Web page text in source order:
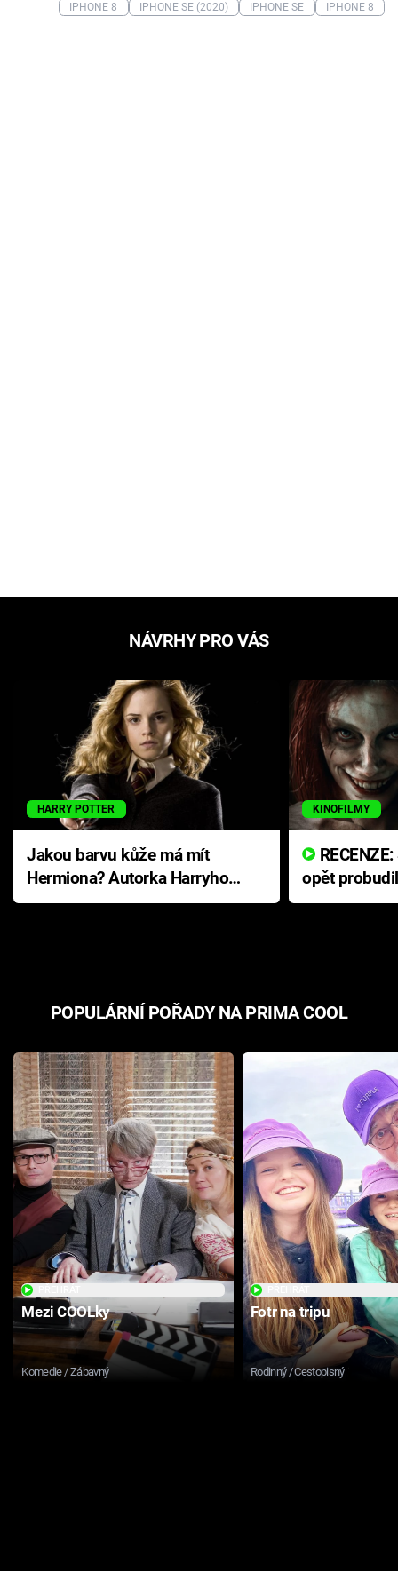
IPHONE 8 IPHONE SE (2020) IPHONE SE IPHONE 8
NÁVRHY PRO VÁS
HARRY POTTER
Jakou barvu kůže má mít
Hermiona? Autorka Harryho
Pottera přišla s ráznou
KINOFILMY
opět
přichází s
POPULÁRNÍ POŘADY NA PRIMA COOL
Mezi COOLky
Komedie / Zábavný
Fotr na tripu
Rodinný / Cestopisný